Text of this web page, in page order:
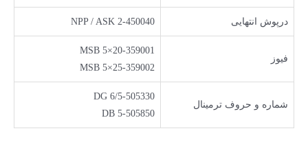
در­پوش انتهایی NPP / ASK 2-450040
فیوز
MSB 5×20-359001
MSB 5×25-359002
شماره و حروف ترمينال
DG 6/5-505330
DB 5-505850